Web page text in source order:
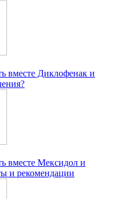
вместе Диклофенак и
вместе Мексидол и
и рекомендации